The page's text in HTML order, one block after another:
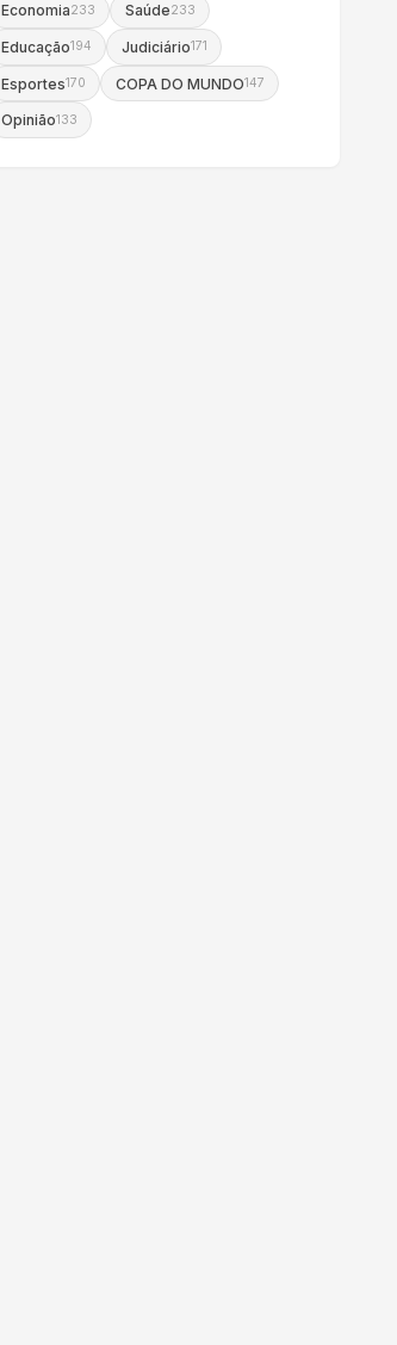
Economia233 Saúde233
Educação194 Judiciário171
Esportes170 COPA DO MUNDO147
Opinião133